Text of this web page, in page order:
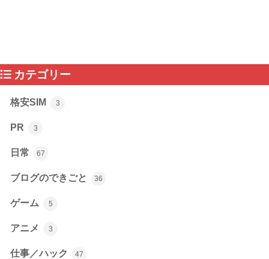
カテゴリー
格安SIM 3
PR 3
日常 67
ブログのできごと 36
ゲーム 5
アニメ 3
仕事／ハック 47